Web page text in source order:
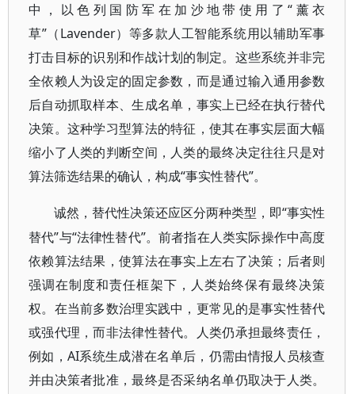
中，以色列国防军在加沙地带使用了“薰衣
草”（Lavender）等多款人工智能系统用以辅助军事
打击目标的识别和作战计划的制定。这些系统并非完
全依赖人为设定的固定参数，而是通过输入通用参数
后自动抓取样本、生成名单，事实上已经在执行替代
决策。这种学习型算法的特征，使其在事实层面大幅
缩小了人类的判断空间，人类的最终决定往往只是对
算法筛选结果的确认，构成“事实性替代”。
诚然，替代性决策还应区分两种类型，即“事实性
替代”与“法律性替代”。前者指在人类实际操作中高度
依赖算法结果，使算法在事实上左右了决策；后者则
强调在制度和责任框架下，人类始终保有最终决策
权。在当前多数治理实践中，更常见的是事实性替代
或强代理，而非法律性替代。人类仍承担最终责任，
例如，AI系统生成潜在名单后，仍需由情报人员核查
并由决策者批准，最终是否采纳名单仍取决于人类。